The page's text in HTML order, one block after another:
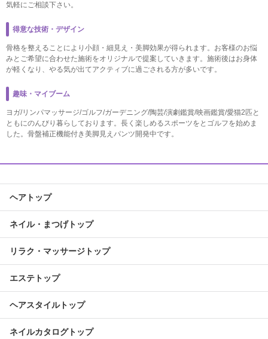
気軽にご相談下さい。
得意な技術・デザイン
骨格を整えることにより小顔・細見え・美脚効果が得られます。お客様のお悩
みとご希望に合わせた施術をオリジナルで提案していきます。施術後はお身体
が軽くなり、やる気が出てアクティブに過ごされる方が多いです。
趣味・マイブーム
ヨガ/リンパマッサージ/ゴルフ/ガーデニング/陶芸/演劇鑑賞/映画鑑賞/愛猫2匹と
ともにのんびり暮らしております。長く楽しめるスポーツをとゴルフを始めま
した。骨盤補正機能付き美脚見えパンツ開発中です。
ヘアトップ
ネイル・まつげトップ
リラク・マッサージトップ
エステトップ
ヘアスタイルトップ
ネイルカタログトップ